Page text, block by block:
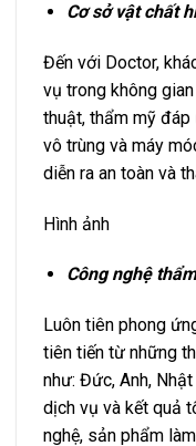
Cơ sở vật chất
Đến với Doctor,
vụ trong không
thuật, thẩm mỹ
vô trùng và máy
diễn ra an toàn và
Hình ảnh
Công nghệ
Luôn tiên phong
tiên tiến từ những
như: Đức, Anh,
dịch vụ và kết quả
nghệ, sản phẩm